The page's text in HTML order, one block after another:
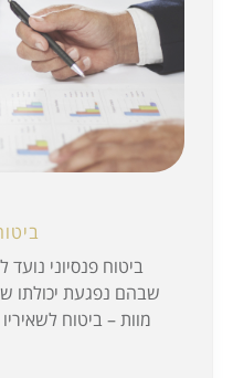
שבהם נפגעת יכולתו
מוות – ביטוח